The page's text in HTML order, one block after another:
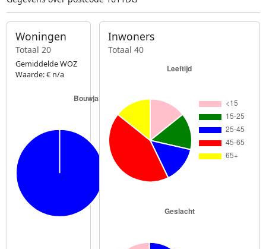
Woningen
Totaal 20
Gemiddelde WOZ
Waarde: € n/a
Inwoners
Totaal 40